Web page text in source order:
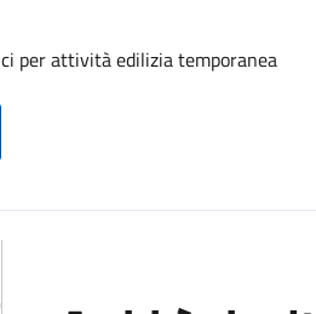
per attività edilizia temporanea